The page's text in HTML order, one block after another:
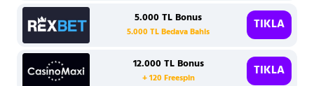
5.000 TL Bonus
5.000 TL Bedava Bahis TIKLA
12.000 TL Bonus
+ 120 Freespin TIKLA